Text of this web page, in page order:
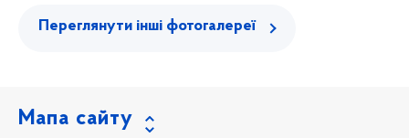
Переглянути інші фотогалереї
Мапа сайту